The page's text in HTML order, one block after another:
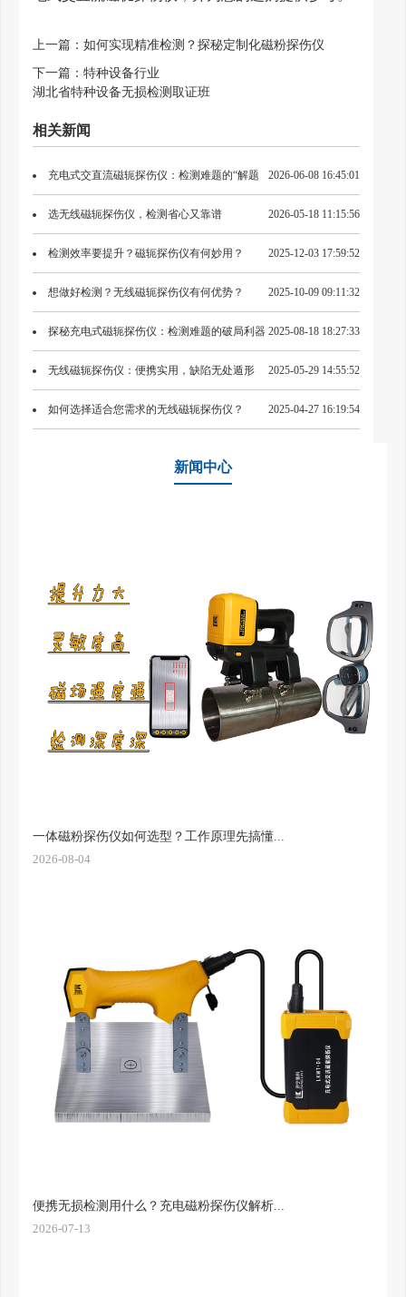
上一篇： 如何实现精准检测？探秘定制化磁粉探伤仪
下一篇： 特种设备行业
湖北省特种设备无损检测取证班
相关新闻
2026-06-08 16:45:01
充电式交直流磁轭探伤仪：检测难题的“解题
钥匙”？ 2026-05-18 11:15:56
选无线磁轭探伤仪，检测省心又靠谱
2025-12-03 17:59:52
检测效率要提升？磁轭探伤仪有何妙用？
2025-10-09 09:11:32
想做好检测？无线磁轭探伤仪有何优势？
2025-08-18 18:27:33
探秘充电式磁轭探伤仪：检测难题的破局利器
2025-05-29 14:55:52
无线磁轭探伤仪：便携实用，缺陷无处遁形
2025-04-27 16:19:54
如何选择适合您需求的无线磁轭探伤仪？
新闻中心
一体磁粉探伤仪如何选型？工作原理先搞懂...
2026-08-04
便携无损检测用什么？充电磁粉探伤仪解析...
2026-07-13